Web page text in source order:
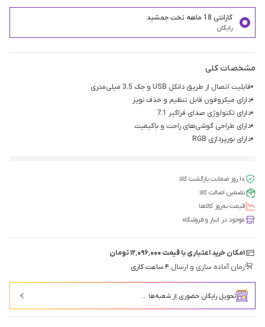
گارانتی 18 ماهه تخت جمشید
رایگان
مشخصات کلی
قابلیت اتصال از طریق دانگل USB و جک 3.5 میلی‌متری
دارای میکروفون قابل تنظیم و حذف نویز
دارای تکنولوژی صدای فراگیر 7.1
دارای طراحی گوشی‌های راحت و باکیفیت
دارای نورپردازی RGB
۱۰ روز ضمانت بازگشت کالا
تضمین اصالت کالا
قیمت‌ به‌روز کالاها
موجود در انبار و فروشگاه
امکان خرید اعتباری با قیمت ۱۲٬۰۹۶٬۰۰۰ تومان
زمان آماده سازی و ارسال:۴ ساعت کاری
تحویل رایگان حضوری از شعبه‌ها ...